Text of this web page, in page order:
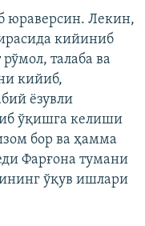
юраверсин. Лекин,
кийиниб
талаба ва
кийиб,
ёзувли
ўқишга келиши
бор ва ҳамма
Фарғона тумани
ўқув ишлари